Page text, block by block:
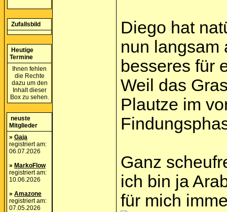
Zufallsbild
Heutige
Termine
Ihnen fehlen
die Rechte
dazu um den
Inhalt dieser
Box zu sehen.
neuste
Mitglieder
» Gaja
registriert am:
06.07.2026
» MarkoFlow
registriert am:
10.06.2026
» Amazone
registriert am:
07.05.2026
Diego hat
nun langsam
besseres für
Weil das
Plautze im
Ganz
ich bin ja
für mich